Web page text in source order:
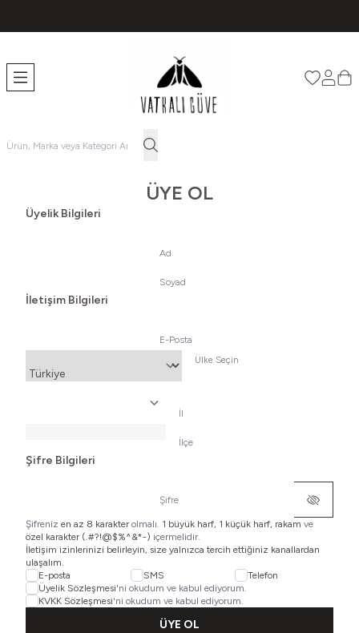
Favorilerim
ÜYE OL
Üyelik Bilgileri
Ad
Soyad
İletişim Bilgileri
E-Posta
Ülke Seçin
İl
İlçe
Şifre Bilgileri
Şifre
Şifreniz en az 8 karakter olmalı. 1 büyük harf, 1 küçük harf, rakam ve
özel karakter (.#?!@$%^&*-) içermelidir.
İletişim izinlerinizi belirleyin, size yalnızca tercih ettiğiniz kanallardan
ulaşalım.
E-posta
SMS
Telefon
Üyelik Sözleşmesi'ni okudum ve kabul ediyorum.
KVKK Sözleşmesi'ni okudum ve kabul ediyorum.
ÜYE OL